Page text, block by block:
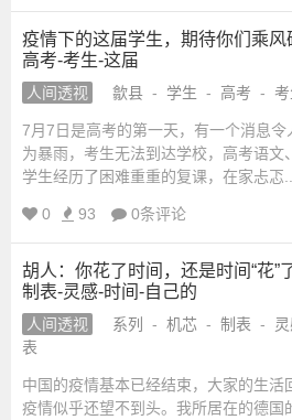
疫情下的这届学生，期待你们乘风
高考-考生-这届
人间透视 歙县 - 学生 - 高考 -
7月7日是高考的第一天，有一个消息
为暴雨，考生无法到达学校，高考语文
学生经历了困难重重的复课，在家忐忑...
0 93 0条评论
胡人：你花了时间，还是时间“花”
制表-灵感-时间-自己的
人间透视 系列 - 机芯 - 制表 -
表
中国的疫情基本已经结束，大家的生活
疫情似乎还望不到头。我所居在的德国